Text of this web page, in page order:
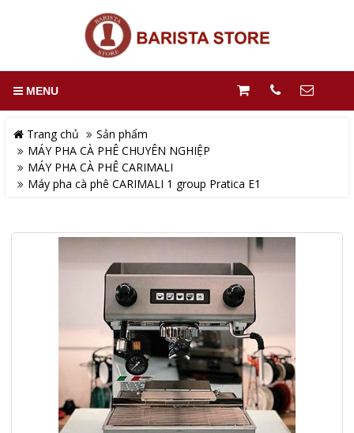
MENU
Trang chủ
Sản phẩm
MÁY PHA CÀ PHÊ CHUYÊN NGHIỆP
MÁY PHA CÀ PHÊ CARIMALI
Máy pha cà phê CARIMALI 1 group Pratica E1